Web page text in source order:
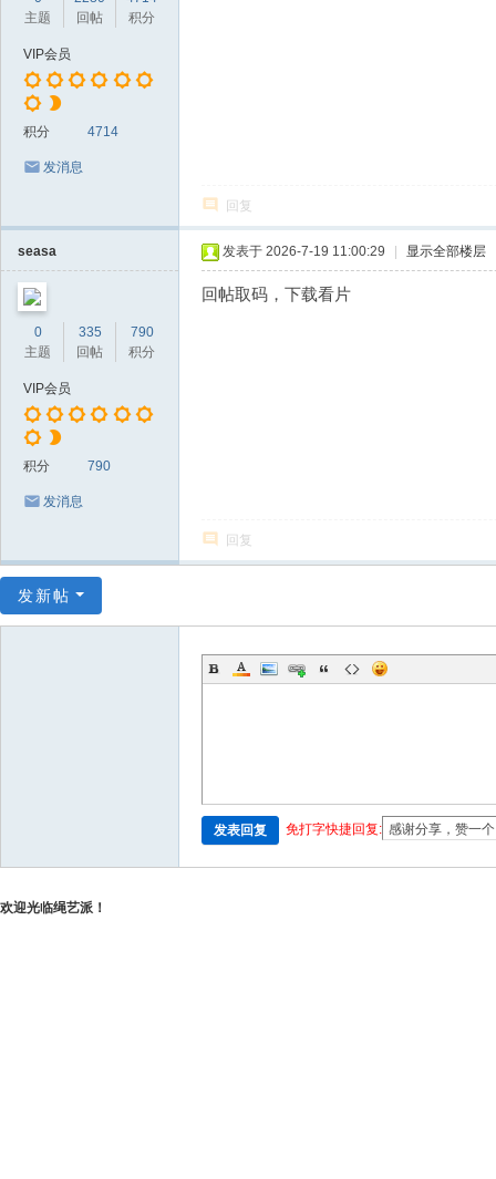
主题
回帖
积分
VIP会员
积分 4714
发消息
回复
seasa
0
主题
335
回帖
790
积分
VIP会员
积分 790
发消息
发表于 2026-7-19 11:00:29 显示全部楼层
回帖取码，下载看片
回复
发新帖
发表回复 免打字快捷回复:
欢迎光临绳艺派！